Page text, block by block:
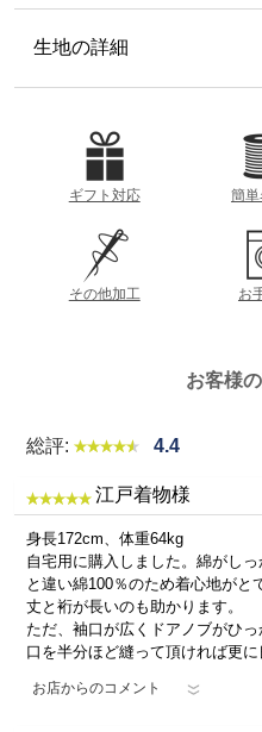
裄丈
衿の中央から袖までの直線の
袖の上から下までの直線の長
衿
別珍
表地：綿 100%
中綿：綿 100%
裏地：綿 100%
日本
生地の詳細
参考重量
約1000g
春
夏 秋 冬
ギフト対応 簡
その他加工 お
お客様
総評: 4.4
江戸着物様
身長172cm、体重64kg
自宅用に購入しました。綿がし
と違い綿100％のため着心地がと
丈と裄が長いのも助かります。
ただ、袖口が広くドアノブがひ
口を半分ほど縫って頂ければ更に
お店からのコメント